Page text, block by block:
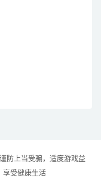
防上当受骗，适度游戏益
享受健康生活